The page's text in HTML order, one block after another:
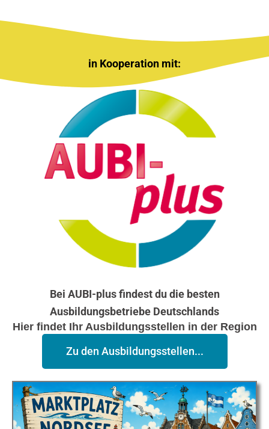
in Kooperation mit:
Bei AUBI-plus findest du die besten
Ausbildungsbetriebe Deutschlands
Hier findet Ihr Ausbildungsstellen in der Region
Zu den Ausbildungsstellen...